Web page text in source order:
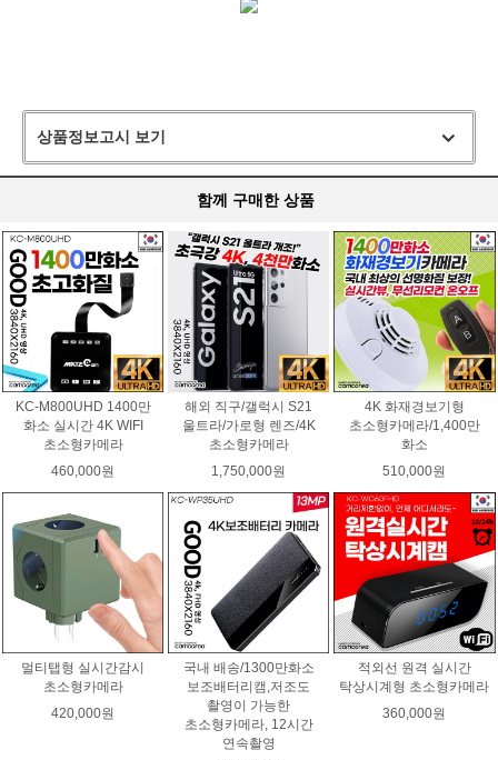
상품정보고시 보기
함께 구매한 상품
KC-M800UHD 1400만
화소 실시간 4K WIFI
초소형카메라
460,000원
해외 직구/갤럭시 S21
울트라/가로형 렌즈/4K
초소형카메라
1,750,000원
4K 화재경보기형
초소형카메라/1,400만
화소
510,000원
멀티탭형 실시간감시
초소형카메라
420,000원
국내 배송/1300만화소
보조배터리캠,저조도
촬영이 가능한
초소형카메라, 12시간
연속촬영
적외선 원격 실시간
탁상시계형 초소형카메라
360,000원